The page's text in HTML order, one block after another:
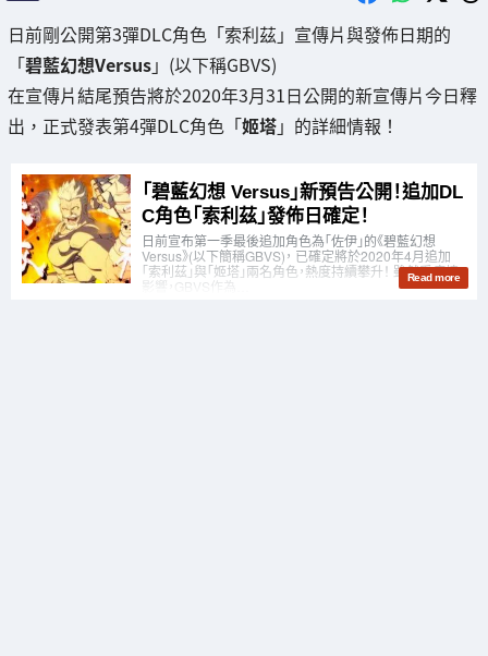
日前剛公開第3彈DLC角色「索利茲」宣傳片與發佈日期的
「碧藍幻想Versus」(以下稱GBVS)
在宣傳片結尾預告將於2020年3月31日公開的新宣傳片今日釋
出，正式發表第4彈DLC角色「姬塔」的詳細情報！